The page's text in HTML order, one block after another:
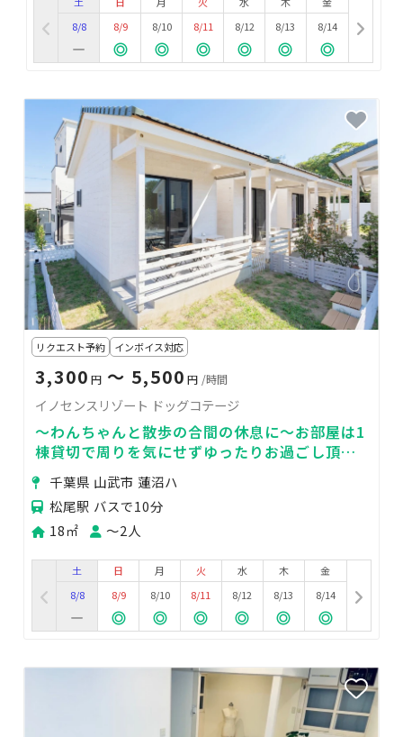
8/8
8/9
8/10
8/11
8/12
8/13
8/14
リクエスト予約 インボイス対応
3,300 円 〜 5,500 円 /時間
イノセンスリゾート ドッグコテージ
～わんちゃんと散歩の合間の休息に～お部屋は1
棟貸切で周りを気にせずゆったりお過ごし頂け
ます。わんちゃん同伴でのBBQも！
千葉県 山武市 蓮沼ハ
松尾駅 バスで10分
18㎡
〜2人
土
8/8
日
8/9
月
8/10
火
8/11
水
8/12
木
8/13
金
8/14